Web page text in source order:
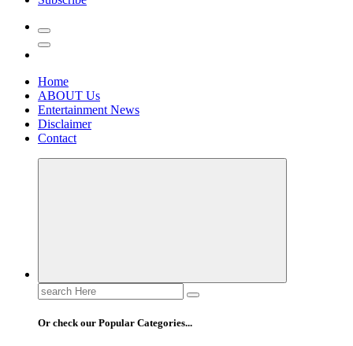
Home
ABOUT Us
Entertainment News
Disclaimer
Contact
Search
for:
Or check our Popular Categories...